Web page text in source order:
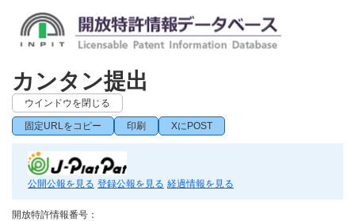
カンタン提出
ウインドウを閉じる
固定URLをコピー 印刷 XにPOST
公開公報を見る 登録公報を見る 経過情報を見る
開放特許情報番号：